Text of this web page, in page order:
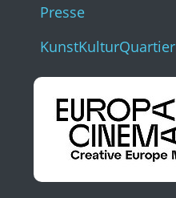
Presse
KunstKulturQuartier